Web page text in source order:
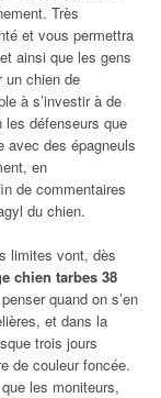
Très
et vous permettra
ainsi que les gens
un chien de
à s’investir à de
les défenseurs que
avec des épagneuls
en
de commentaires
du chien.
limites vont, dès
chien tarbes 38
quand on s’en
et dans la
trois jours
de couleur foncée.
les moniteurs,